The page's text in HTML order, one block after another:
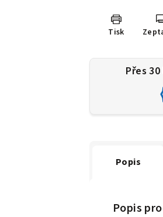
Tisk
Přes
Popis
Popis